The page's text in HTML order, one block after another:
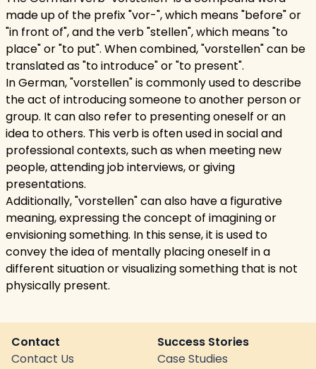
made up of the prefix "vor-", which means "before" or
"in front of", and the verb "stellen", which means "to
place" or "to put". When combined, "vorstellen" can be
translated as "to introduce" or "to present".
In German, "vorstellen" is commonly used to describe
the act of introducing someone to another person or
group. It can also refer to presenting oneself or an
idea to others. This verb is often used in social and
professional contexts, such as when meeting new
people, attending job interviews, or giving
presentations.
Additionally, "vorstellen" can also have a figurative
meaning, expressing the concept of imagining or
envisioning something. In this sense, it is used to
convey the idea of mentally placing oneself in a
different situation or visualizing something that is not
physically present.
Contact
Contact Us
Success Stories
Case Studies